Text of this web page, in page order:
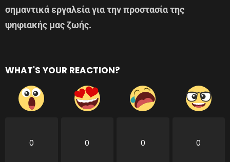
σημαντικά εργαλεία για την προστασία της
ψηφιακής μας ζωής.
WHAT'S YOUR REACTION?
0 0 0 0